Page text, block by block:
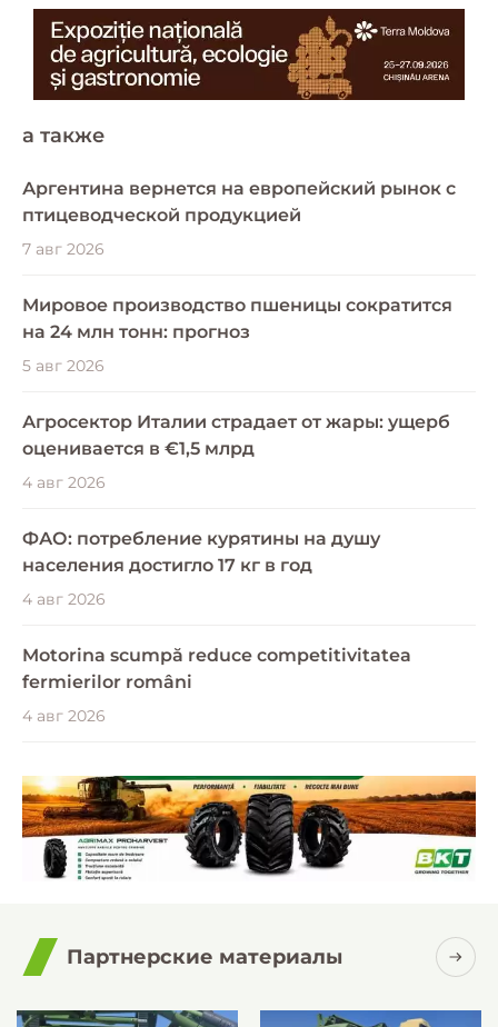
a также
Аргентина вернется на европейский рынок с
птицеводческой продукцией
7 авг 2026
Мировое производство пшеницы сократится
на 24 млн тонн: прогноз
5 авг 2026
Агросектор Италии страдает от жары: ущерб
оценивается в €1,5 млрд
4 авг 2026
ФАО: потребление курятины на душу
населения достигло 17 кг в год
4 авг 2026
Motorina scumpă reduce competitivitatea
fermierilor români
4 авг 2026
Партнерские материалы